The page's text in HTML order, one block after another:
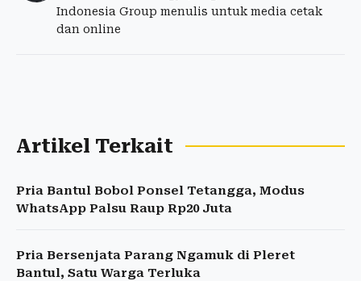
Indonesia Group menulis untuk media cetak
dan online
Artikel Terkait
Pria Bantul Bobol Ponsel Tetangga, Modus
WhatsApp Palsu Raup Rp20 Juta
Pria Bersenjata Parang Ngamuk di Pleret
Bantul, Satu Warga Terluka